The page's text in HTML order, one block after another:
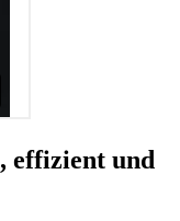
effizient und